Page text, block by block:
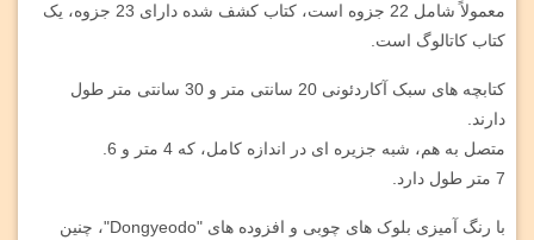
معمولاً شامل 22 جزوه است، کتاب کشف شده دارای 23 جزوه، یک
کتاب کاتالوگ است.
کتابچه های سبک آکاردئونی 20 سانتی متر و 30 سانتی متر طول
دارند.
متصل به هم، شبه جزیره ای در اندازه کامل، که 4 متر و 6.
7 متر طول دارد.
با رنگ آمیزی بلوک های چوبی و افزوده های "Dongyeodo"، چنین